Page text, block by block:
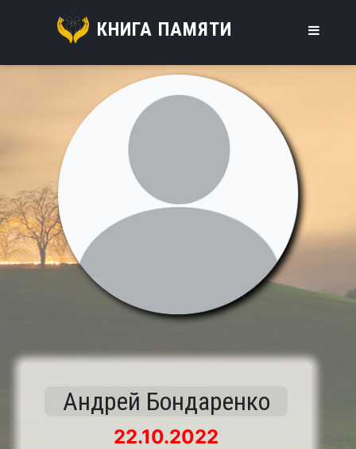
КНИГА ПАМЯТИ
Андрей Бондаренко
22.10.2022